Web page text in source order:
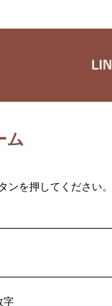
ム
ンを押してください。
字